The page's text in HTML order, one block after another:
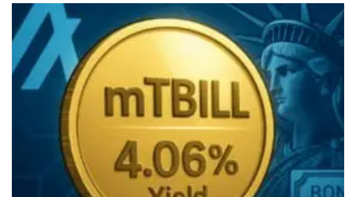
dịch Mỹ (SEC) để xin phê duyệt quỹ ETF Bitcoin...